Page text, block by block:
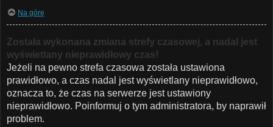
Na górę
Została wykonana zmiana strefy czasowej, a nadal jest
wyświetlany nieprawidłowy czas!
Jeżeli na pewno strefa czasowa została ustawiona
prawidłowo, a czas nadal jest wyświetlany nieprawidłowo,
oznacza to, że czas na serwerze jest ustawiony
nieprawidłowo. Poinformuj o tym administratora, by naprawił
problem.